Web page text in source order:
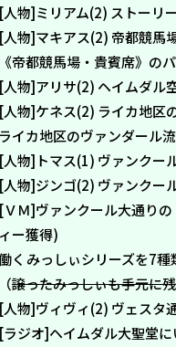
人物]ミリアム(2) ストーリ
人物]マキアス(2) 帝都競馬
帝都競馬場・貴賓席》の
人物]アリサ(2) ヘイムダル
人物]ケネス(2) ライカ地区
イカ地区のヴァンダール
人物]トマス(1) ヴァンクー
人物]ジンゴ(2) ヴァンクー
ＶＭ]ヴァンクール大通り
ー獲得)
くみっしぃシリーズを7
譲ったみっしぃも手元に
人物]ヴィヴィ(2) ヴェスタ
ラジオ]ヘイムダル大聖堂